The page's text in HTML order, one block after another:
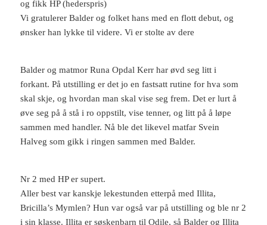
og fikk HP (hederspris)
Vi gratulerer Balder og folket hans med en flott debut, og
ønsker han lykke til videre. Vi er stolte av dere
Balder og matmor Runa Opdal Kerr har øvd seg litt i
forkant. På utstilling er det jo en fastsatt rutine for hva som
skal skje, og hvordan man skal vise seg frem. Det er lurt å
øve seg på å stå i ro oppstilt, vise tenner, og litt på å løpe
sammen med handler. Nå ble det likevel matfar Svein
Halveg som gikk i ringen sammen med Balder.
Nr 2 med HP er supert.
Aller best var kanskje lekestunden etterpå med Illita,
Bricilla’s Mymlen? Hun var også var på utstilling og ble nr 2
i sin klasse. Illita er søskenbarn til Odile, så Balder og Illita